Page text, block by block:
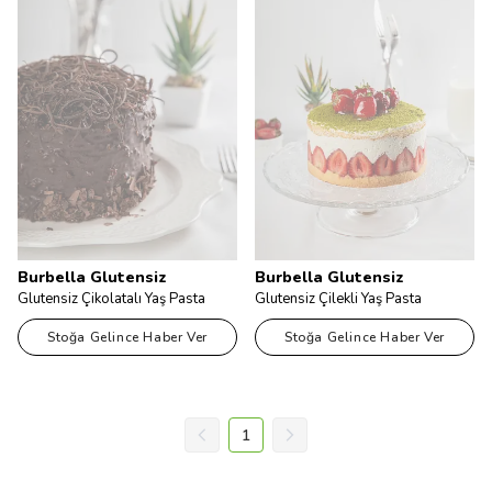
Burbella Glutensiz
Glutensiz Çikolatalı Yaş Pasta
Stoğa Gelince Haber Ver
Burbella Glutensiz
Glutensiz Çilekli Yaş Pasta
Stoğa Gelince Haber Ver
1